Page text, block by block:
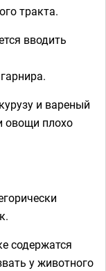
тракта.
вводить
и вареный
овощи плохо
содержатся
у животного